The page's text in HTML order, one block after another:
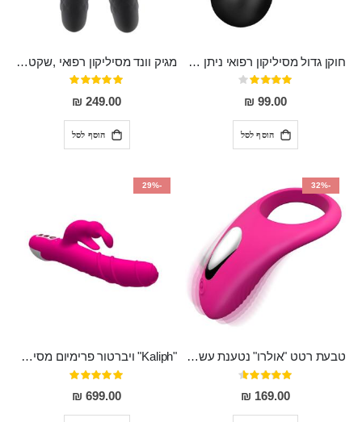
חוקן גדול מסיליקון רפואי ניתן לשימוש גם כפלאג וגם כחרוזים אנאלים
דירוג:
80%
99.00 ₪
הוסף לסל
מגיק וונד מסיליקון רפואי ,שקט במיוחד, נטען בעל 10 מהירויות שונות "Erna"
דירוג:
100%
249.00 ₪
הוסף לסל
-32%
טבעת רטט "אולרו" נטענת עשויה סיליקון רפואי עם רטט חזק ומטריף חושים
דירוג:
91%
169.00 ₪
-29%
"Kaliph" ויברטור פרימיום מסיליקון רפואי , נטען, שקט במיוחד, מסתובב ומתפתל, שמנמן עם חדירה 14 סמ
דירוג:
100%
699.00 ₪